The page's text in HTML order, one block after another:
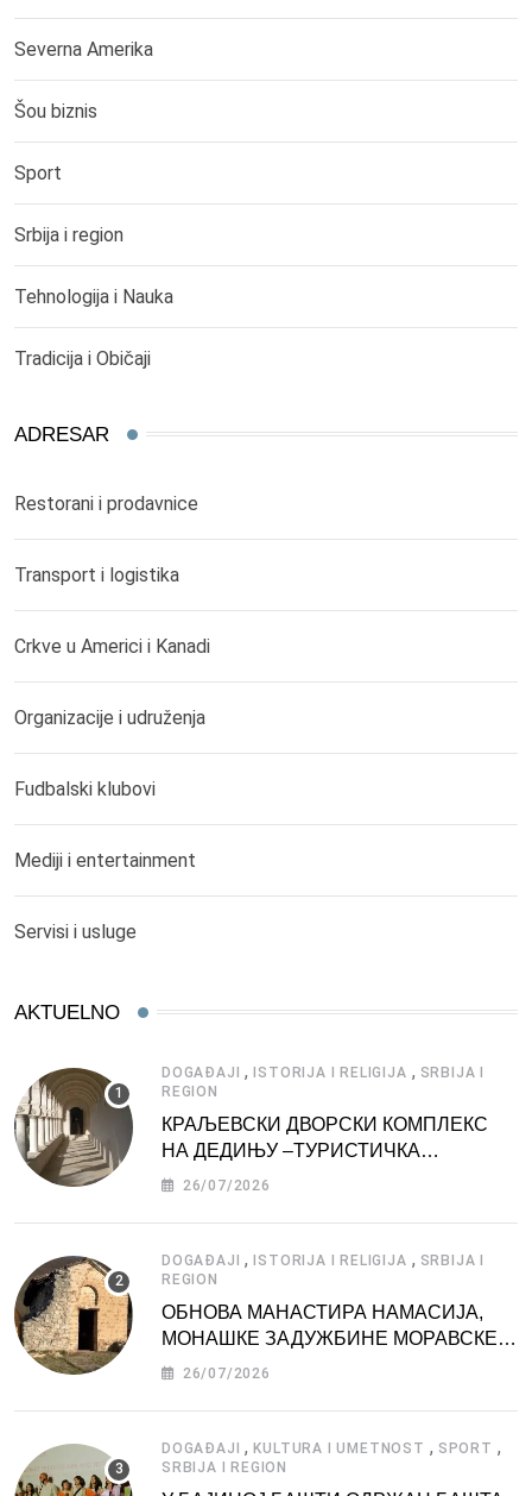
Severna Amerika
Šou biznis
Sport
Srbija i region
Tehnologija i Nauka
Tradicija i Običaji
ADRESAR
Restorani i prodavnice
Transport i logistika
Crkve u Americi i Kanadi
Organizacije i udruženja
Fudbalski klubovi
Mediji i entertainment
Servisi i usluge
AKTUELNO
DOGAĐAJI , ISTORIJA I RELIGIJA , SRBIJA I
REGION
КРАЉЕВСКИ ДВОРСКИ КОМПЛЕКС
НА ДЕДИЊУ –ТУРИСТИЧКА
АТРАКЦИЈА
26/07/2026
DOGAĐAJI , ISTORIJA I RELIGIJA , SRBIJA I
REGION
ОБНОВА МАНАСТИРА НАМАСИЈА,
МОНАШКЕ ЗАДУЖБИНЕ МОРАВСКЕ
СРБИЈЕ
26/07/2026
DOGAĐAJI ,KULTURA I UMETNOST , SPORT ,
SRBIJA I REGION